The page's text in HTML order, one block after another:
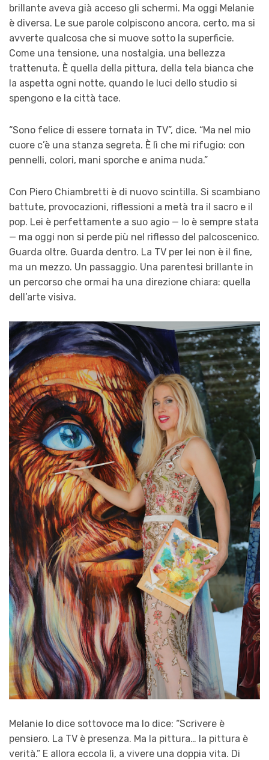
brillante aveva già acceso gli schermi. Ma oggi Melanie
è diversa. Le sue parole colpiscono ancora, certo, ma si
avverte qualcosa che si muove sotto la superficie.
Come una tensione, una nostalgia, una bellezza
trattenuta. È quella della pittura, della tela bianca che
la aspetta ogni notte, quando le luci dello studio si
spengono e la città tace.
“Sono felice di essere tornata in TV”, dice. “Ma nel mio
cuore c’è una stanza segreta. È lì che mi rifugio: con
pennelli, colori, mani sporche e anima nuda.”
Con Piero Chiambretti è di nuovo scintilla. Si scambiano
battute, provocazioni, riflessioni a metà tra il sacro e il
pop. Lei è perfettamente a suo agio — lo è sempre stata
— ma oggi non si perde più nel riflesso del palcoscenico.
Guarda oltre. Guarda dentro. La TV per lei non è il fine,
ma un mezzo. Un passaggio. Una parentesi brillante in
un percorso che ormai ha una direzione chiara: quella
dell’arte visiva.
Melanie lo dice sottovoce ma lo dice: “Scrivere è
pensiero. La TV è presenza. Ma la pittura… la pittura è
verità.” E allora eccola lì, a vivere una doppia vita. Di